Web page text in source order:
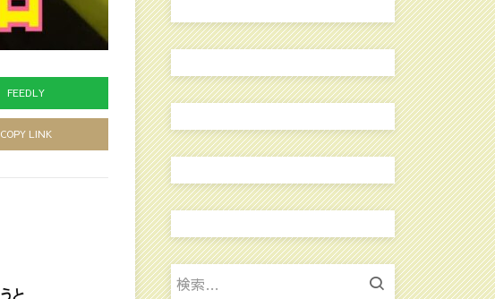
FEEDLY
COPY LINK
検